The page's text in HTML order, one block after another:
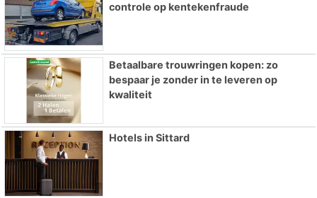
controle op kentekenfraude
Betaalbare trouwringen kopen: zo
bespaar je zonder in te leveren op
kwaliteit
Hotels in Sittard